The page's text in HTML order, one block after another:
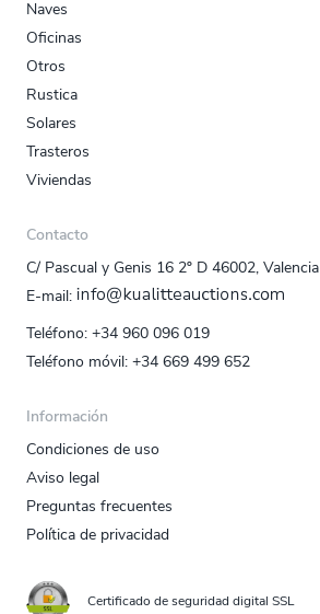
Naves
Oficinas
Otros
Rustica
Solares
Trasteros
Viviendas
Contacto
C/ Pascual y Genis 16 2º D 46002, Valencia
E‑mail:
Teléfono: +34 960 096 019
Teléfono móvil: +34 669 499 652
Información
Condiciones de uso
Aviso legal
Preguntas frecuentes
Política de privacidad
Certificado de seguridad digital SSL